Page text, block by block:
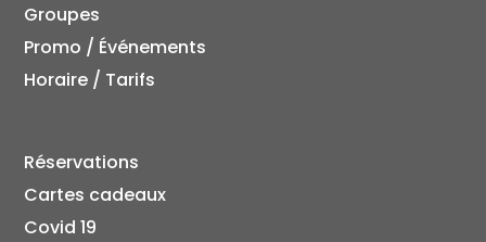
Groupes
Promo / Événements
Horaire / Tarifs
Réservations
Cartes cadeaux
Covid 19